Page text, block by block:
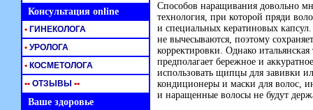
Способов наращивания довольно
технология, при которой пряди
и специальных кератиновых
не вычесываются, поэтому
корректировки. Однако
предполагает бережное и
использовать щипцы для завивки
кондиционеры и маски для волос,
и наращенные волосы не будут
Консультация online
• ГИНЕКОЛОГА
• УРОЛОГА
• КОСМЕТОЛОГА
•• ОТЗЫВЫ ••
Ваше здоровье